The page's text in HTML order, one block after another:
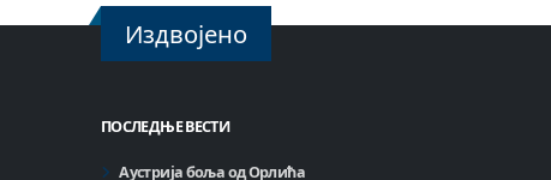
Издвојено
ПОСЛЕДЊЕ ВЕСТИ
Аустрија боља од Орлића